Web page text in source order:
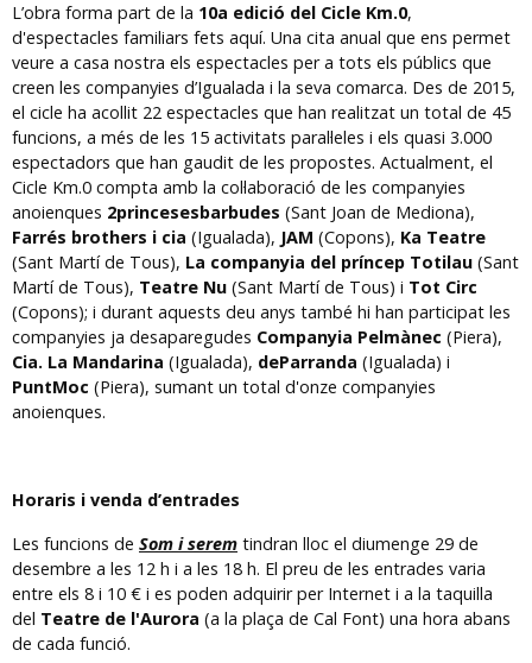
L’obra forma part de la 10a edició del Cicle Km.0,
d'espectacles familiars fets aquí. Una cita anual que ens permet
veure a casa nostra els espectacles per a tots els públics que
creen les companyies d’Igualada i la seva comarca. Des de 2015,
el cicle ha acollit 22 espectacles que han realitzat un total de 45
funcions, a més de les 15 activitats paral·leles i els quasi 3.000
espectadors que han gaudit de les propostes. Actualment, el
Cicle Km.0 compta amb la col·laboració de les companyies
anoienques 2princesesbarbudes (Sant Joan de Mediona),
Farrés brothers i cia (Igualada), JAM (Copons), Ka Teatre
(Sant Martí de Tous), La companyia del príncep Totilau (Sant
Martí de Tous), Teatre Nu (Sant Martí de Tous) i Tot Circ
(Copons); i durant aquests deu anys també hi han participat les
companyies ja desaparegudes Companyia Pelmànec (Piera),
Cia. La Mandarina (Igualada), deParranda (Igualada) i
PuntMoc (Piera), sumant un total d'onze companyies
anoienques.
Horaris i venda d’entrades
Les funcions de Som i serem tindran lloc el diumenge 29 de
desembre a les 12 h i a les 18 h. El preu de les entrades varia
entre els 8 i 10 € i es poden adquirir per Internet i a la taquilla
del Teatre de l'Aurora (a la plaça de Cal Font) una hora abans
de cada funció.